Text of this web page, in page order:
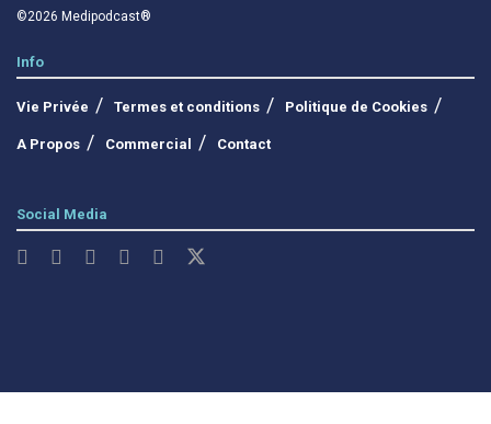
©2026 Medipodcast®
Info
Vie Privée Termes et conditions Politique de Cookies
A Propos Commercial Contact
Social Media